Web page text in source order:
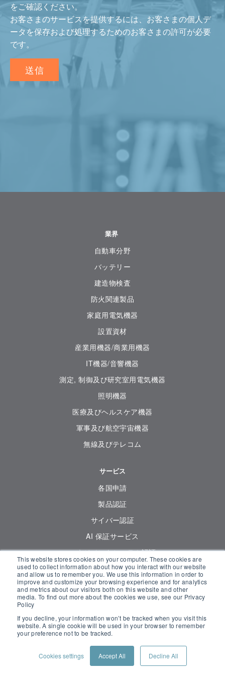
This website stores cookies on your computer. These cookies are
used to collect information about how you interact with our website
and allow us to remember you. We use this information in order to
improve and customize your browsing experience and for analytics
and metrics about our visitors both on this website and other
media. To find out more about the cookies we use, see our Privacy
Policy
If you decline, your information won’t be tracked when you visit this
website. A single cookie will be used in your browser to remember
your preference not to be tracked.
Cookies settings Accept All Decline All
をご確認ください。
お客さまのサービスを提供するには、お客さまの個人デ
ータを保存および処理するためのお客さまの許可が必要
です。
業界
自動車分野
バッテリー
建造物検査
防火関連製品
家庭用電気機器
設置資材
産業用機器/商業用機器
IT機器/音響機器
測定, 制御及び研究室用電気機器
照明機器
医療及びヘルスケア機器
軍事及び航空宇宙機器
無線及びテレコム
サービス
各国申請
製品認証
サイバー認証
AI 保証サービス
マネジメントシステム認証
機能安全
フィールドエバリュエーションサービス
リソースセンター
リソースセンター